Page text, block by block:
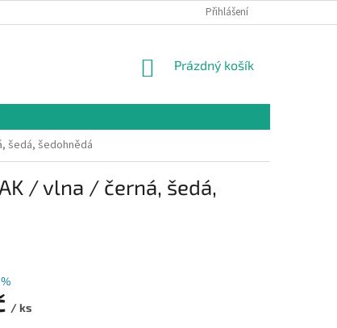
Přihlášení
NÁKUPNÍ
Prázdný košík
šedá, šedohnědá
/ vlna / černá, šedá,
/ ks